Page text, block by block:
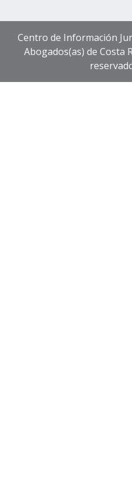
Centro de Información
Abogados(as) de Costa